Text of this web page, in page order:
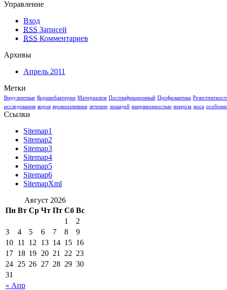
Управление
Вход
RSS Записей
RSS Комментариев
Архивы
Апрель 2011
Метки
Вирулентные Коринебактерии Материалом Постинфекционный Профилактика
исследования коров кровоизлияния лечение лошадей напряженностью некроза носа
Ссылки
Sitemap1
Sitemap2
Sitemap3
Sitemap4
Sitemap5
Sitemap6
SitemapXml
Август 2026
Пн Вт Ср Чт Пт Сб Вс
« Апр
1
2
3
4 5 6 7 8
9
10 11 12 13 14 15 16
17 18 19 20 21 22 23
24 25 26 27 28 29 30
31